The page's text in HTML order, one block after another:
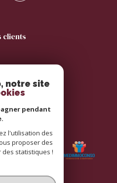
clients
notre site
pendant
l'utilisation des
proposer des
statistiques !